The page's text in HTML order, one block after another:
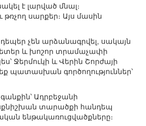
է լարված մնալ։
սարքեր։ Այս մասին
չեն արձանագրվել, սակայն
և խոշոր տրամաչափի
Ջերմուկի և Վերին Շորժայի
պատասխան գործողություններ՝
Ադրբեջանի
տարածքի հանդեպ
ենթակառուցվածքները։